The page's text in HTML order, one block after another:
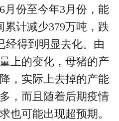
月份至今年3月份，能
计减少379万吨，跌
经得到明显去化。由
上的变化，母猪的产
，实际上去掉的产能
，而且随着后期疫情
也可能出现超预期。